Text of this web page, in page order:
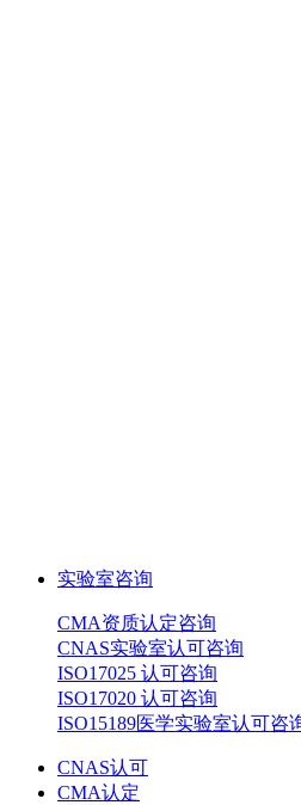
实验室咨询
CMA资质认定咨询
CNAS实验室认可咨询
ISO17025 认可咨询
ISO17020 认可咨询
ISO15189医学实验室认可咨
CNAS认可
CMA认定